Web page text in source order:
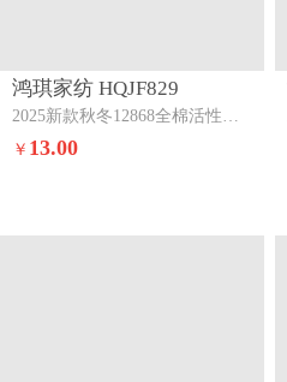
鸿琪家纺 HQJF829
￥ 13.00